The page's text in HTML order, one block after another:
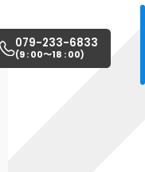
079-233-6833
(9 : 00〜18 : 00)